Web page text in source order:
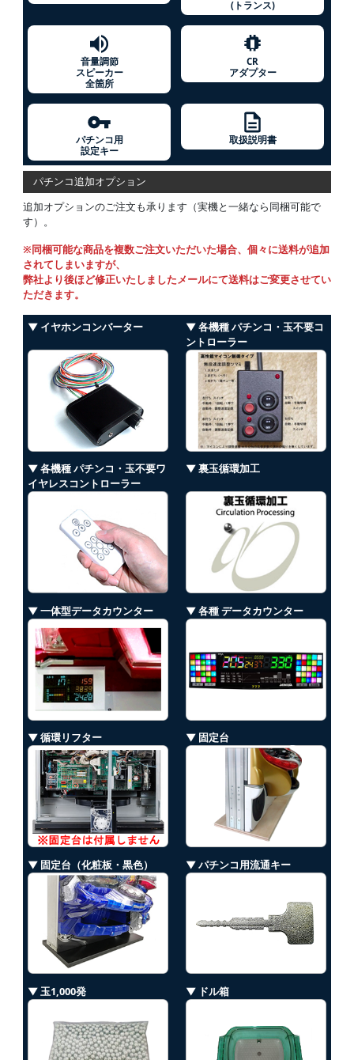
(トランス)
音量調節
スピーカー
全箇所
CR
アダプター
パチンコ用
設定キー
取扱説明書
パチンコ追加オプション
追加オプションのご注文も承ります（実機と一緒なら同梱可能で
す）。
※同梱可能な商品を複数ご注文いただいた場合、個々に送料が追加
されてしまいますが、
弊社より後ほど修正いたしましたメールにて送料はご変更させてい
ただきます。
▼ イヤホンコンバーター
▼ 各機種 パチンコ・玉不要コ
ントローラー
▼ 各機種 パチンコ・玉不要ワ
イヤレスコントローラー
▼ 裏玉循環加工
▼ 一体型データカウンター ▼ 各種 データカウンター
▼ 循環リフター ▼ 固定台
▼ 固定台（化粧板・黒色） ▼ パチンコ用流通キー
▼ 玉1,000発 ▼ ドル箱